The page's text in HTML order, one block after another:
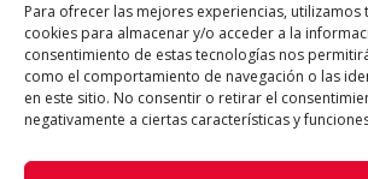
Para ofrecer las mejores experiencias,
cookies para almacenar y/o acceder a la
consentimiento de estas tecnologías nos
como el comportamiento de navegación o las
en este sitio. No consentir o retirar el
negativamente a ciertas características y